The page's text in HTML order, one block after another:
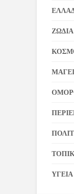
ΖΩΔΙΑ
ΥΓΕΙΑ